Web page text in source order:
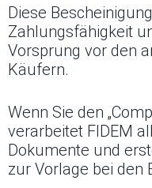
Diese
Zahlungsfähigkeit
Vorsprung vor den
Käufern.
Wenn Sie den
verarbeitet FIDEM
Dokumente und
zur Vorlage bei den